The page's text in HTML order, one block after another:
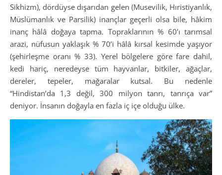
Sikhizm), dördüyse dışarıdan gelen (Musevilik, Hıristiyanlık,
Müslümanlık ve Parsilik) inançlar geçerli olsa bile, hâkim
inanç hâlâ doğaya tapma. Topraklarının % 60’ı tarımsal
arazi, nüfusun yaklaşık % 70’i hâlâ kırsal kesimde yaşıyor
(şehirleşme oranı % 33). Yerel bölgelere göre fare dahil,
kedi hariç, neredeyse tüm hayvanlar, bitkiler, ağaçlar,
dereler, tepeler, mağaralar kutsal. Bu nedenle
“Hindistan’da 1,3 değil, 300 milyon tanrı, tanrıça var”
deniyor. İnsanın doğayla en fazla iç içe olduğu ülke.